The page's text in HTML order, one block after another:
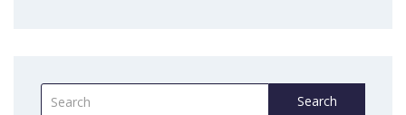
Search